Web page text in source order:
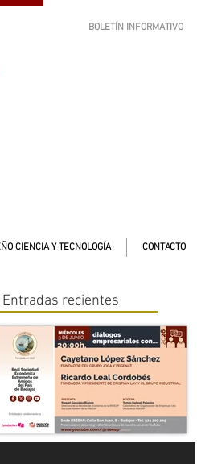
BOLETÍN INFORMATIVO
CIENCIA Y TECNOLOGÍA CONTACTO
Entradas recientes